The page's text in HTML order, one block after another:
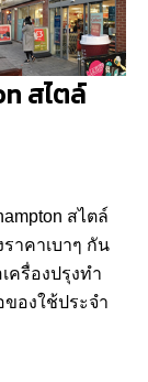
สไตล์
สไตล์
าคาเบาๆ กัน
ครื่องปรุงทำ
องใช้ประจำ